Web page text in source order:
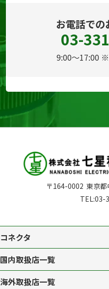
お電話での
03-
9:00～17:00
〒164-0002 東京
TEL:03-
コネクタ
国内取扱店一覧
海外取扱店一覧